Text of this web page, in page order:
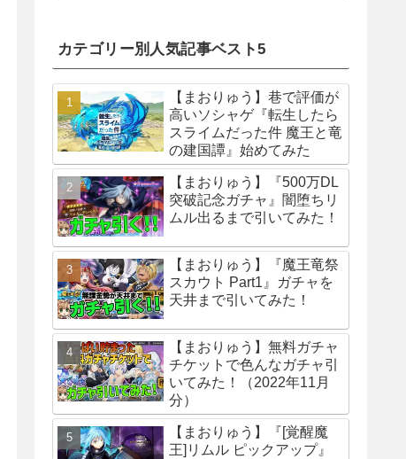
カテゴリー別人気記事ベスト5
【まおりゅう】巷で評価が
高いソシャゲ『転生したら
スライムだった件 魔王と竜
の建国譚』始めてみた
【まおりゅう】『500万DL
突破記念ガチャ』闇堕ちリ
ムル出るまで引いてみた！
【まおりゅう】『魔王竜祭
スカウト Part1』ガチャを
天井まで引いてみた！
【まおりゅう】無料ガチャ
チケットで色んなガチャ引
いてみた！（2022年11月
分）
【まおりゅう】『[覚醒魔
王]リムル ピックアップ』